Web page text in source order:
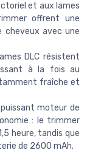
et aux lames
offrent une
cheveux avec une
lames DLC résistent
à la fois au
fraîche et
puissant moteur de
: le trimmer
heure, tandis que
de 2600 mAh.